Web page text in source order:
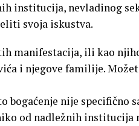
institucija, nevladinog
svoja iskustva.
manifestacija, ili kao
i njegove familije.
bogaćenje nije specifično
od nadležnih institucija